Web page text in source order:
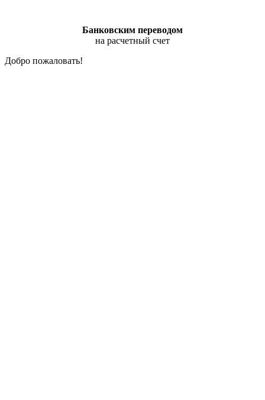
Банковским переводом
на расчетный счет
Добро пожаловать!